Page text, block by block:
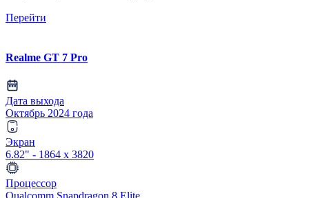
Перейти
Realme GT 7 Pro
Дата выхода
Октябрь 2024 года
Экран
6.82" - 1864 x 3820
Процессор
Qualcomm Snapdragon 8 Elite